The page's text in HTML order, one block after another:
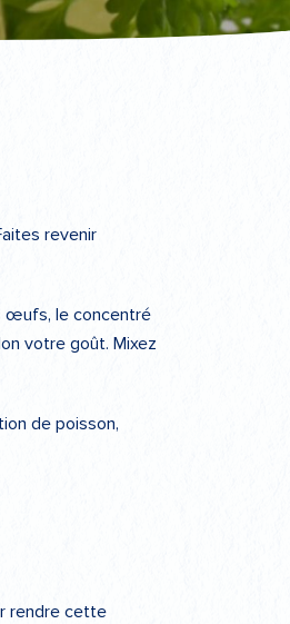
revenir
œufs, le concentré
votre goût. Mixez
de poisson,
rendre cette